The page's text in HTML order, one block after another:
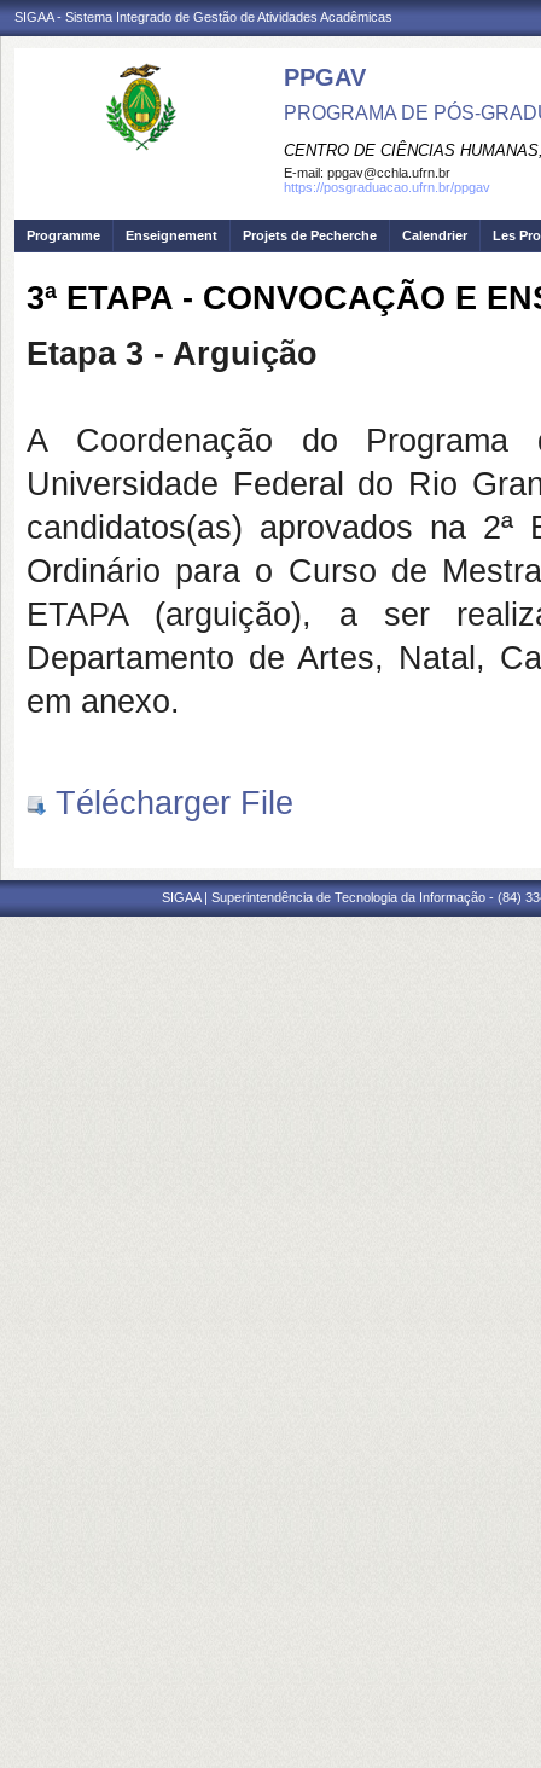
SIGAA - Sistema Integrado de Gestão de Atividades Acadêmicas
PPGAV
PROGRAMA DE PÓS-
CENTRO DE CIÊNCIAS
E-mail: ppgav@cchla.ufrn.br
https://posgraduacao.ufrn.br/ppgav
Programme Enseignement Projets de Pecherche Calendrier Les
3ª ETAPA - CONVOCAÇÃO E
Etapa 3 - Arguição
A Coordenação do
Universidade Federal do Rio
candidatos(as) aprovados na 2ª
Ordinário para o Curso de
ETAPA (arguição), a ser
Departamento de Artes, Natal,
em anexo.
Télécharger File
SIGAA | Superintendência de Tecnologia da Informação - (84)